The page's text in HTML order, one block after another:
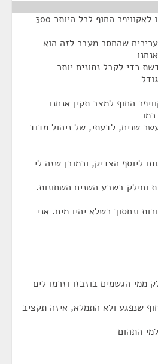
לפי הערכתי, השנה יתוספו לאקוויפר החוף לכל היותר 300
שהחסר מעבר לזה הוא
כדי לקבל נתונים יותר
החוף למצב תקין אנחנו
שנים, לדעתי, של ניהול מדוד
ליוסף הצדיק, וכמובן שזה לי
וחילק בשבע השנים השחונות.
ונחסוך כשלא יהיו מים. אני
ממי הגשמים בוזבזו וזרמו לים
שנפגע ולא התמלא, איזה תקציב
התהום